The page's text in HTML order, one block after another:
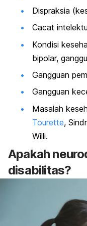
Dispraksia
Cacat
Kondisi
bipolar,
Gangguan
Gangguan
Masalah
Tourette,
Willi.
Apakah
disabilitas?